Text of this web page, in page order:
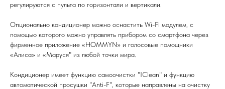
регулируются с пульта по горизонтали и вертикали.
Опционально кондиционер можно оснастить Wi-Fi модулем, с
помощью которого можно управлять прибором со смартфона через
фирменное приложение «HOMMYN» и голосовые помощники
«Алиса» и «Маруся" из любой точки мира.
Кондиционер имеет функцию самоочистки "IСlean" и функцию
автоматической просушки "Anti-F", которые направлены на очистку